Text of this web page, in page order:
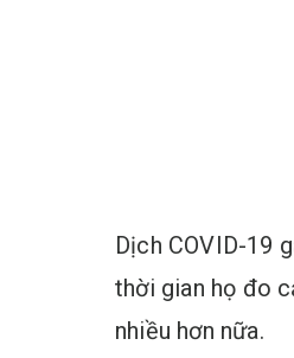
Dịch COVID-19
thời gian họ đo
nhiều hơn nữa.